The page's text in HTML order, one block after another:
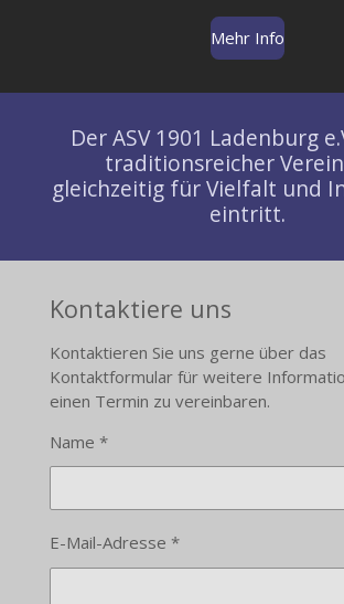
Mehr Info
Der ASV 1901 Ladenburg
traditionsreicher
gleichzeitig für Vielfalt und
eintritt.
Kontaktiere uns
Kontaktieren Sie uns gerne über das
Kontaktformular für weitere
einen Termin zu vereinbaren.
Name *
E-Mail-Adresse *